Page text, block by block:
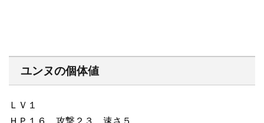
ユンヌの個体値
ＬＶ１